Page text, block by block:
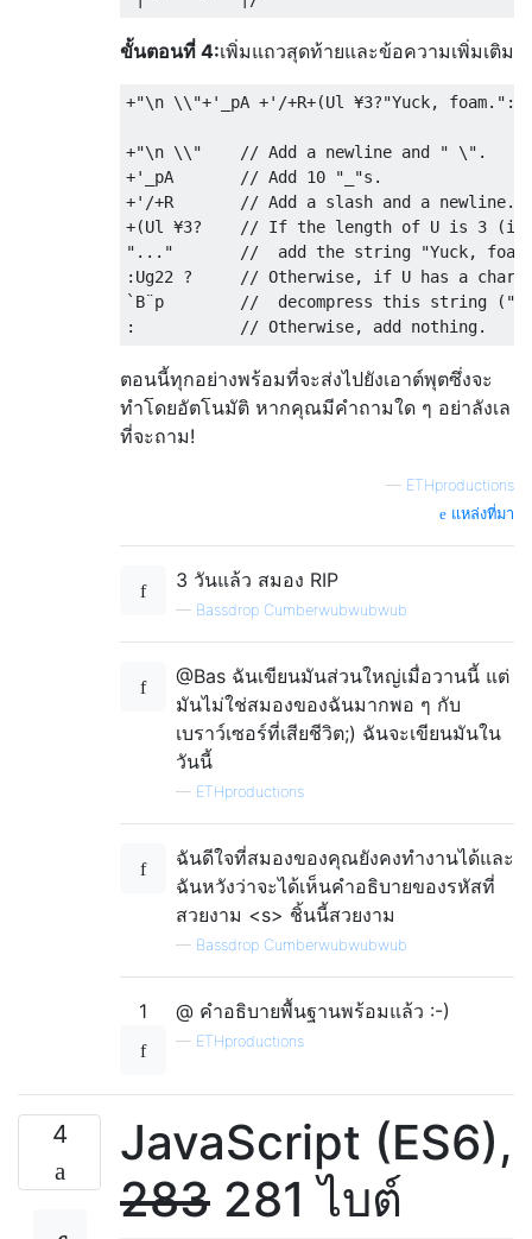
ขั้นตอนที่ 4:เพิ่มแถวสุดท้ายและข้อความเพิ่มเติม
+"\n \\"+'_pA +'/+R+(Ul ¥3?"Yuck,
+"\n \\"    // Add a newline and " \".
+'_pA       // Add 10 "_"s.
+'/+R       // Add a slash and a newline.
+(Ul ¥3?    // If the length of U is 3
"..."       //  add the string "Yuck,
:Ug22 ?     // Otherwise, if U has a
`B¨p        //  decompress this string
ตอนนี้ทุกอย่างพร้อมที่จะส่งไปยังเอาต์พุตซึ่งจะ
ทำโดยอัตโนมัติ หากคุณมีคำถามใด ๆ อย่าลังเล
ที่จะถาม!
— ETHproductions
แหล่งที่มา
3 วันแล้ว สมอง RIP
— Bassdrop Cumberwubwubwub
@Bas ฉันเขียนมันส่วนใหญ่เมื่อวานนี้ แต่
มันไม่ใช่สมองของฉันมากพอ ๆ กับ
เบราว์เซอร์ที่เสียชีวิต;) ฉันจะเขียนมันใน
วันนี้
— ETHproductions
ฉันดีใจที่สมองของคุณยังคงทำงานได้และ
ฉันหวังว่าจะได้เห็นคำอธิบายของรหัสที่
สวยงาม <s> ชิ้นนี้สวยงาม
— Bassdrop Cumberwubwubwub
1 @ คำอธิบายพื้นฐานพร้อมแล้ว :-)
— ETHproductions
4
JavaScript (ES6),
283 281 ไบต์